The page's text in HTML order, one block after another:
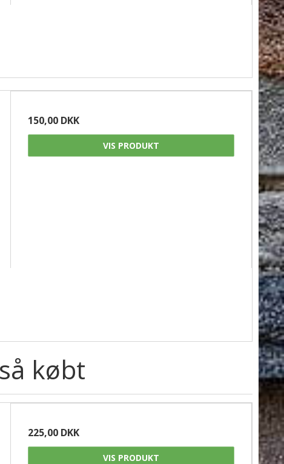
150,00 DKK
VIS PRODUKT
købt
225,00 DKK
VIS PRODUKT